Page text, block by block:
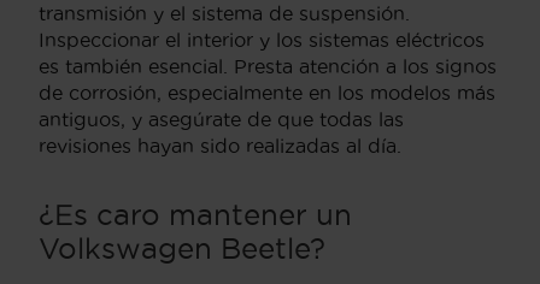
transmisión y el sistema de suspensión.
Inspeccionar el interior y los sistemas eléctricos
es también esencial. Presta atención a los signos
de corrosión, especialmente en los modelos más
antiguos, y asegúrate de que todas las
revisiones hayan sido realizadas al día.
¿Es caro mantener un
Volkswagen Beetle?